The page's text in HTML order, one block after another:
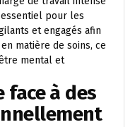
pour les
et engagés afin
matière de soins, ce
mental et
face à des